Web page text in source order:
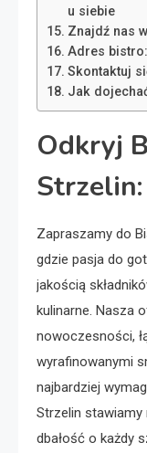
u siebie
Znajdź nas
Adres
Skontaktuj
Jak
Odkryj
Zapraszamy do
gdzie pasja do
jakością
kulinarne. Nasza
nowoczesności,
wyrafinowanymi
najbardziej
Strzelin
dbałość o każdy